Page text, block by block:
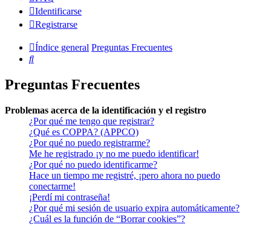
Identificarse
Registrarse
Índice general Preguntas Frecuentes
Buscar
Preguntas Frecuentes
Problemas acerca de la identificación y el registro
¿Por qué me tengo que registrar?
¿Qué es COPPA? (APPCO)
¿Por qué no puedo registrarme?
Me he registrado ¡y no me puedo identificar!
¿Por qué no puedo identificarme?
Hace un tiempo me registré, ¡pero ahora no puedo
conectarme!
¡Perdí mi contraseña!
¿Por qué mi sesión de usuario expira automáticamente?
¿Cuál es la función de “Borrar cookies”?